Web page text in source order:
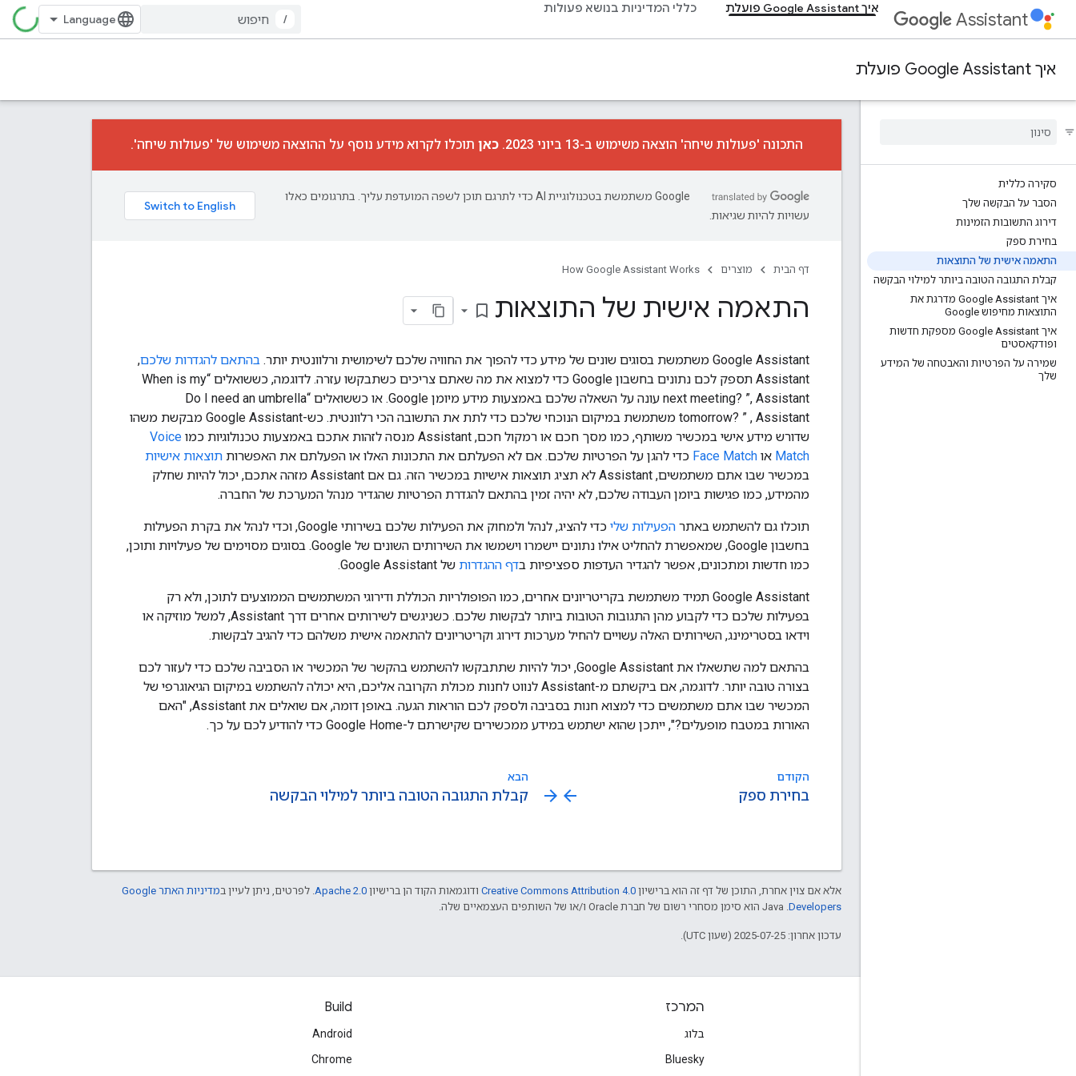
Assistant
איך Google Assistant פועלת כללי המדיניות בנושא פעולות
/
איך Google Assistant פועלת
סקירה כללית
הסבר על הבקשה שלך
דירוג התשובות הזמינות
בחירת ספק
התאמה אישית של התוצאות
קבלת התגובה הטובה ביותר למילוי הבקשה
איך Google Assistant מדרגת את
התוצאות מחיפוש Google
איך Google Assistant מספקת חדשות
ופודקאסטים
שמירה על הפרטיות והאבטחה של המידע
שלך
התכונה 'פעולות שיחה' הוצאה משימוש ב-13 ביוני 2023. כאן תוכלו לקרוא מידע נוסף על ההוצאה משימוש של 'פעולות שיחה'.
‫Google משתמשת בטכנולוגיית AI כדי לתרגם תוכן לשפה המועדפת עליך. בתרגומים כאלו
עשויות להיות שגיאות.
דף הבית מוצרים How Google Assistant Works
התאמה אישית של התוצאות bookmark_border
Google Assistant משתמשת בסוגים שונים של מידע כדי להפוך את החוויה שלכם לשימושית ורלוונטית יותר. בהתאם להגדרות שלכם,
Assistant תספק לכם נתונים בחשבון Google כדי למצוא את מה שאתם צריכים כשתבקשו עזרה. לדוגמה, כששואלים “When is my
next meeting? ”, Assistant עונה על השאלה שלכם באמצעות מידע מיומן Google. או כששואלים “Do I need an umbrella
tomorrow? ” , Assistant משתמשת במיקום הנוכחי שלכם כדי לתת את התשובה הכי רלוונטית. כש-Google Assistant מבקשת משהו
שדורש מידע אישי במכשיר משותף, כמו מסך חכם או רמקול חכם, Assistant מנסה לזהות אתכם באמצעות טכנולוגיות כמו
Voice
Match או Face Match כדי להגן על הפרטיות שלכם. אם לא הפעלתם את התכונות האלו או הפעלתם את האפשרות תוצאות אישיות
במכשיר שבו אתם משתמשים, Assistant לא תציג תוצאות אישיות במכשיר הזה. גם אם Assistant מזהה אתכם, יכול להיות שחלק
מהמידע, כמו פגישות ביומן העבודה שלכם, לא יהיה זמין בהתאם להגדרת הפרטיות שהגדיר מנהל המערכת של החברה.
תוכלו גם להשתמש באתר הפעילות שלי
כדי להציג, לנהל ולמחוק את הפעילות שלכם בשירותי Google, וכדי לנהל את בקרת הפעילות
בחשבון Google, שמאפשרת להחליט אילו נתונים יישמרו וישמשו את השירותים השונים של Google. בסוגים מסוימים של פעילויות ותוכן,
כמו חדשות ומתכונים, אפשר להגדיר העדפות ספציפיות בדף ההגדרות של Google Assistant.
Google Assistant תמיד משתמשת בקריטריונים אחרים, כמו הפופולריות הכוללת ודירוגי המשתמשים הממוצעים לתוכן, ולא רק
בפעילות שלכם כדי לקבוע מהן התגובות הטובות ביותר לבקשות שלכם. כשניגשים לשירותים אחרים דרך Assistant, למשל מוזיקה או
וידאו בסטרימינג, השירותים האלה עשויים להחיל מערכות דירוג וקריטריונים להתאמה אישית משלהם כדי להגיב לבקשות.
בהתאם למה שתשאלו את Google Assistant, יכול להיות שתתבקשו להשתמש בהקשר של המכשיר או הסביבה שלכם כדי לעזור לכם
בצורה טובה יותר. לדוגמה, אם ביקשתם מ-Assistant לנווט לחנות מכולת הקרובה אליכם, היא יכולה להשתמש במיקום הגיאוגרפי של
המכשיר שבו אתם משתמשים כדי למצוא חנות בסביבה ולספק לכם הוראות הגעה. באופן דומה, אם שואלים את Assistant, "האם
האורות במטבח מופעלים?", ייתכן שהוא ישתמש במידע ממכשירים שקישרתם ל-Google Home כדי להודיע לכם על כך.
הקודם
arrow_back בחירת ספק
הבא
קבלת התגובה הטובה ביותר למילוי הבקשה arrow_forward
אלא אם צוין אחרת, התוכן של דף זה הוא ברישיון Creative Commons Attribution 4.0 ודוגמאות הקוד הן ברישיון Apache 2.0 . לפרטים, ניתן לעיין ב
מדיניות האתר Google
Developers‏
עדכון אחרון: 2025-07-25 (שעון UTC).
המרכז
בלוג
Bluesky
Build
Android
Chrome